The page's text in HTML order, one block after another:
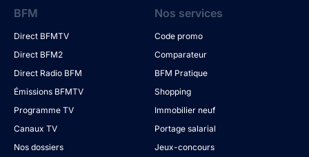
BFM
Direct BFMTV
Direct BFM2
Direct Radio BFM
Émissions BFMTV
Programme TV
Canaux TV
Nos dossiers
Nos services
Code promo
Comparateur
BFM Pratique
Shopping
Immobilier neuf
Portage salarial
Jeux-concours